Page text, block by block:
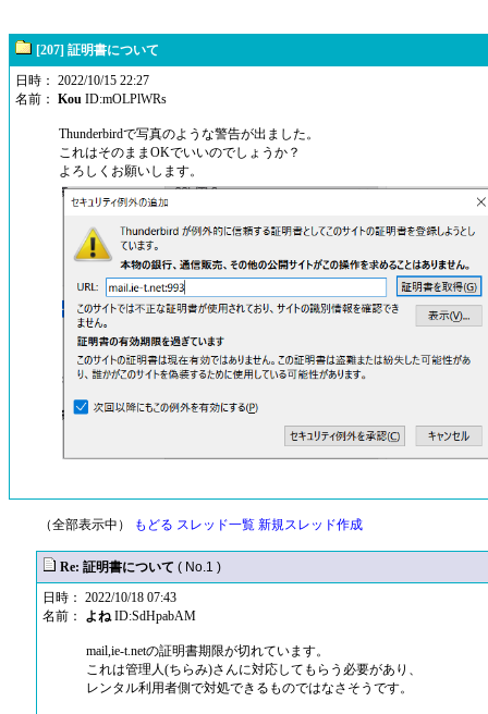
[207] 証明書について
日時： 2022/10/15 22:27
名前： Kou ID:mOLPlWRs
Thunderbirdで写真のような警告が出ました。
これはそのままOKでいいのでしょうか？
よろしくお願いします。
（全部表示中） もどる スレッド一覧 新規スレッド作成
Re: 証明書について ( No.1 )
日時： 2022/10/18 07:43
名前：
よねID:SdHpabAM
mail,ie-t.netの証明書期限が切れています。
これは管理人(ちらみ)さんに対応してもらう必要があり、
レンタル利用者側で対処できるものではなさそうです。